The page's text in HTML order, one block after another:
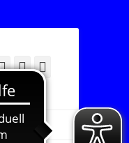
E- YouTube
Suchen